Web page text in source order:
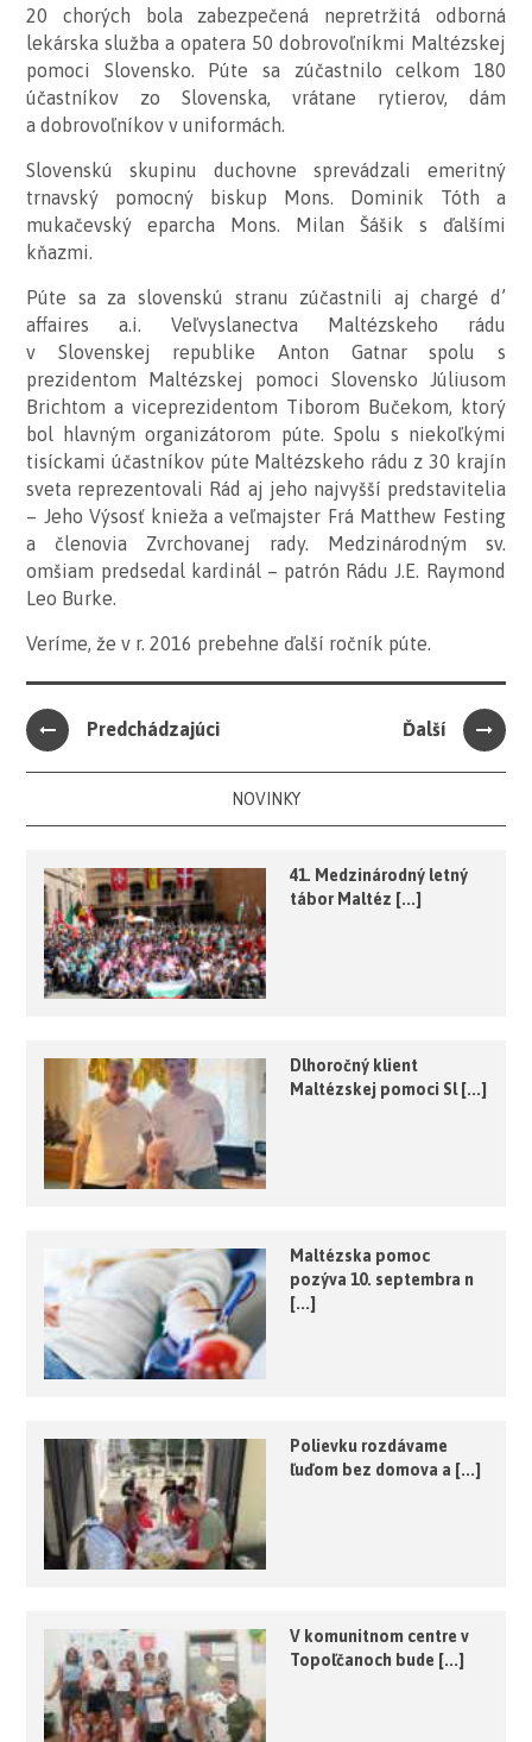
20 chorých bola zabezpečená nepretržitá odborná
lekárska služba a opatera 50 dobrovoľníkmi Maltézskej
pomoci Slovensko. Púte sa zúčastnilo celkom 180
účastníkov zo Slovenska, vrátane rytierov, dám
a dobrovoľníkov v uniformách.
Slovenskú skupinu duchovne sprevádzali emeritný
trnavský pomocný biskup Mons. Dominik Tóth a
mukačevský eparcha Mons. Milan Šášik s ďalšími
kňazmi.
Púte sa za slovenskú stranu zúčastnili aj chargé d’
affaires a.i. Veľvyslanectva Maltézskeho rádu
v Slovenskej republike Anton Gatnar spolu s
prezidentom Maltézskej pomoci Slovensko Júliusom
Brichtom a viceprezidentom Tiborom Bučekom, ktorý
bol hlavným organizátorom púte. Spolu s niekoľkými
tisíckami účastníkov púte Maltézskeho rádu z 30 krajín
sveta reprezentovali Rád aj jeho najvyšší predstavitelia
– Jeho Výsosť knieža a veľmajster Frá Matthew Festing
a členovia Zvrchovanej rady. Medzinárodným sv.
omšiam predsedal kardinál – patrón Rádu J.E. Raymond
Leo Burke.
Veríme, že v r. 2016 prebehne ďalší ročník púte.
Predchádzajúci Ďalší
NOVINKY
41. Medzinárodný letný
tábor Maltéz [...]
Dlhoročný klient
Maltézskej pomoci Sl [...]
Maltézska pomoc
pozýva 10. septembra n
[...]
Polievku rozdávame
ľuďom bez domova a [...]
V komunitnom centre v
Topoľčanoch bude [...]